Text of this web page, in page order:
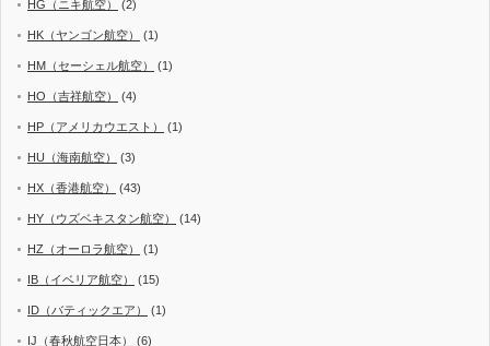
HG（ニキ航空） (2)
HK（ヤンゴン航空） (1)
HM（セーシェル航空） (1)
HO（吉祥航空） (4)
HP（アメリカウエスト） (1)
HU（海南航空） (3)
HX（香港航空） (43)
HY（ウズベキスタン航空） (14)
HZ（オーロラ航空） (1)
IB（イベリア航空） (15)
ID（バティックエア） (1)
IJ（春秋航空日本） (6)